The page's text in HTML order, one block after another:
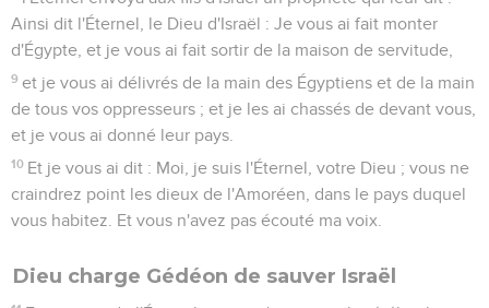
Ainsi dit l'Éternel, le Dieu d'Israël : Je vous ai fait monter
d'Égypte, et je vous ai fait sortir de la maison de servitude,
9 et je vous ai délivrés de la main des Égyptiens et de la main
de tous vos oppresseurs ; et je les ai chassés de devant vous,
et je vous ai donné leur pays.
10 Et je vous ai dit : Moi, je suis l'Éternel, votre Dieu ; vous ne
craindrez point les dieux de l'Amoréen, dans le pays duquel
vous habitez. Et vous n'avez pas écouté ma voix.
Dieu charge Gédéon de sauver Israël